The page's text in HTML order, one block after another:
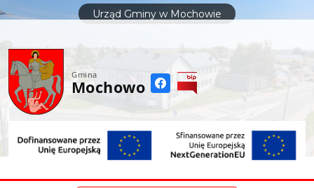
treści
Urząd Gminy w Mochowie
Gmina
Mochowo